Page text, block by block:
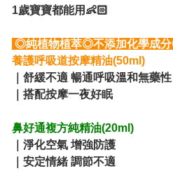
1歲寶寶都能用👶🏻
◎純植物植萃◎不添加化學成
養護呼吸道按摩精油(50ml)
｜舒緩不適 暢通呼吸溫和無藥性
｜搭配按摩一夜好眠
鼻好通複方純精油(20ml)
｜淨化空氣 增強防護
｜安定情緒 調節不適